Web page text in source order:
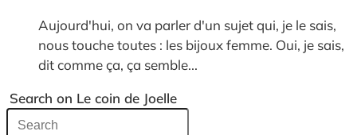
Aujourd'hui, on va parler d'un sujet qui, je le sais,
nous touche toutes : les bijoux femme. Oui, je sais,
dit comme ça, ça semble...
Search on Le coin de Joelle